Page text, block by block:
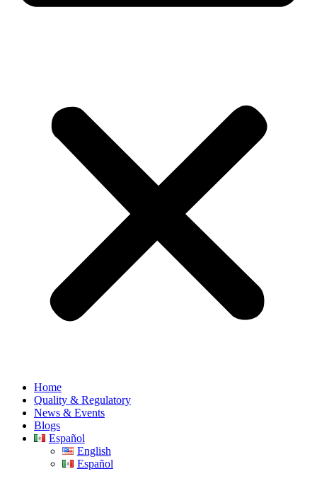
Home
Quality & Regulatory
News & Events
Blogs
Español
English
Español